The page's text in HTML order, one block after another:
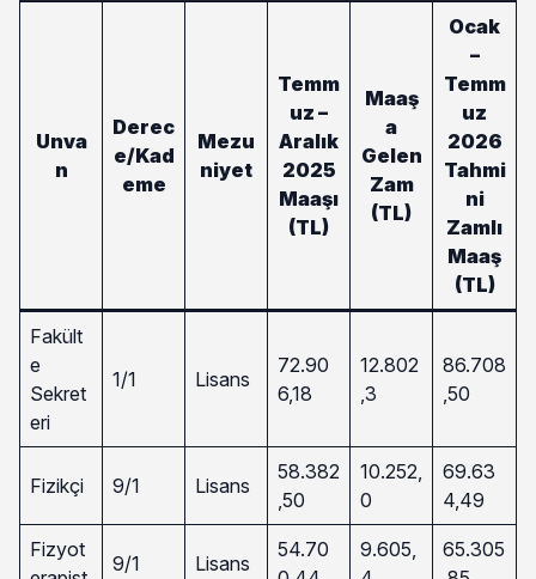
Unva
n
Derec
e/Kad
eme
Mezu
niyet
Temm
uz –
Aralık
2025
Maaşı
(TL)
Maaş
a
Gelen
Zam
(TL)
Ocak
–
Temm
uz
2026
Tahmi
ni
Zamlı
Maaş
(TL)
Fakült
e
Sekret
eri
1/1 Lisans
72.90
6,18
12.802
,3
86.708
,50
Fizikçi 9/1 Lisans
58.382
,50
10.252,
0
69.63
4,49
Fizyot
9/1 Lisans
54.70
9.605,
65.305